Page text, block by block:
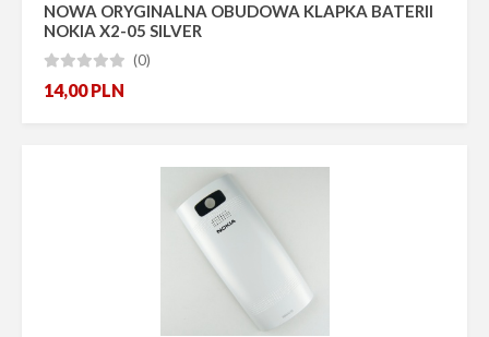
NOWA ORYGINALNA OBUDOWA KLAPKA BATERII
NOKIA X2-05 SILVER
 (0)
14,00PLN